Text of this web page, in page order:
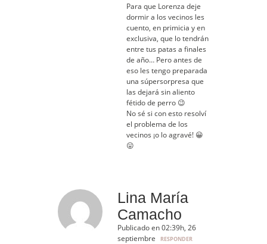
Para que Lorenza deje
dormir a los vecinos les
cuento, en primicia y en
exclusiva, que lo tendrán
entre tus patas a finales
de año… Pero antes de
eso les tengo preparada
una súpersorpresa que
las dejará sin aliento
fétido de perro 😉
No sé si con esto resolví
el problema de los
vecinos ¡o lo agravé! 😀
😛
Lina María
Camacho
Publicado en 02:39h, 26
septiembre
RESPONDER